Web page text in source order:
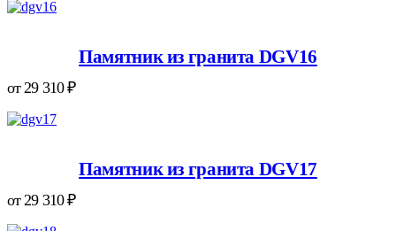
Памятник из гранита DGV16
от 29 310₽
Памятник из гранита DGV17
от 29 310₽